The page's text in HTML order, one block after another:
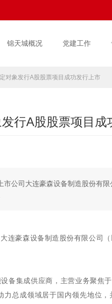
锦天城概况 党建工作
对象发行A股股票项目成功发行上市
行A股股票项目成
公司大连豪森设备制造股份有限
连豪森设备制造股份有限公司
备集成供应商，主营业务聚焦
总成领域居于国内领先地位